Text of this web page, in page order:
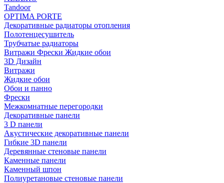
Tandoor
OPTIMA PORTE
Декоративные радиаторы отопления
Полотенцесушитель
Трубчатые радиаторы
Витражи Фрески Жидкие обои
3D Дизайн
Витражи
Жидкие обои
Обои и панно
Фрески
Межкомнатные перегородки
Декоративные панели
3 D панели
Акустические декоративные панели
Гибкие 3D панели
Деревянные стеновые панели
Каменные панели
Каменный шпон
Полиуретановые стеновые панели